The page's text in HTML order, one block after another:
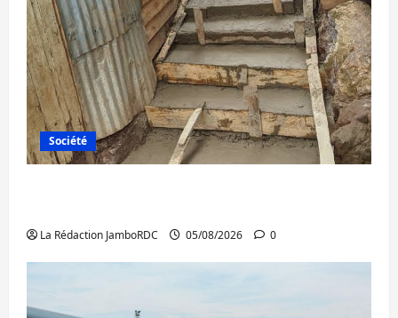
Société
La Rédaction JamboRDC 05/08/2026 0